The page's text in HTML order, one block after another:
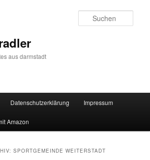
aus darmstadt
Datenschutzerklärung Impressum
Amazon
SPORTGEMEINDE WEITERSTADT